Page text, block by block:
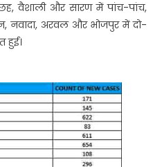
वैशाली और सारण में पांच-पांच,
नवादा, अरवल और भोजपुर में दो-
हुई।